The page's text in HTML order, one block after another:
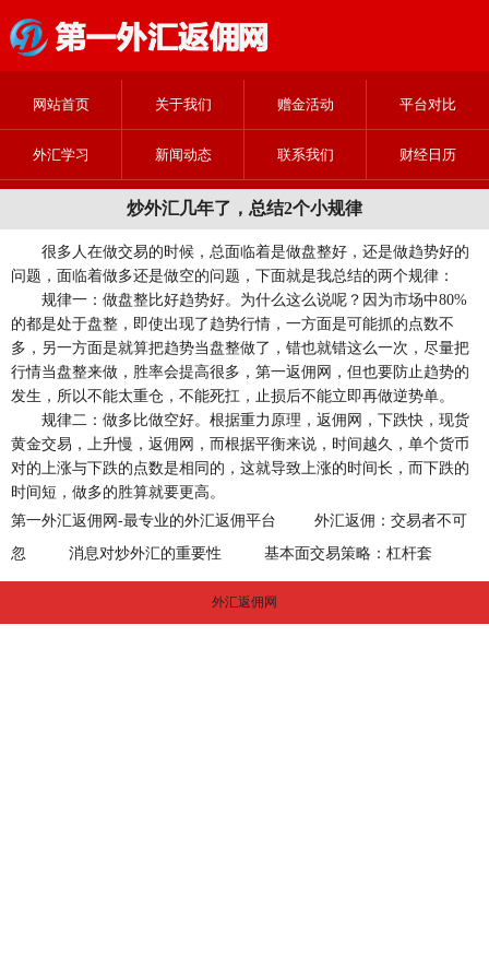
网站首页 关于我们 赠金活动 平台对比
外汇学习 新闻动态 联系我们 财经日历
炒外汇几年了，总结2个小规律
很多人在做交易的时候，总面临着是做盘整好，还是做趋势好的
问题，面临着做多还是做空的问题，下面就是我总结的两个规律：
规律一：做盘整比好趋势好。为什么这么说呢？因为市场中80%
的都是处于盘整，即使出现了趋势行情，一方面是可能抓的点数不
多，另一方面是就算把趋势当盘整做了，错也就错这么一次，尽量把
行情当盘整来做，胜率会提高很多，第一返佣网，但也要防止趋势的
发生，所以不能太重仓，不能死扛，止损后不能立即再做逆势单。
规律二：做多比做空好。根据重力原理，返佣网，下跌快，现货
黄金交易，上升慢，返佣网，而根据平衡来说，时间越久，单个货币
对的上涨与下跌的点数是相同的，这就导致上涨的时间长，而下跌的
时间短，做多的胜算就要更高。
第一外汇返佣网-最专业的外汇返佣平台
外汇返佣：交易者不可
忽
消息对炒外汇的重要性 基本面交易策略：杠杆套
外汇返佣网